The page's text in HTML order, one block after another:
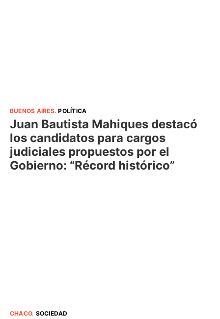
BUENOS AIRES.POLÍTICA
Juan Bautista Mahiques destacó
los candidatos para cargos
judiciales propuestos por el
Gobierno: “Récord histórico”
CHACO. SOCIEDAD